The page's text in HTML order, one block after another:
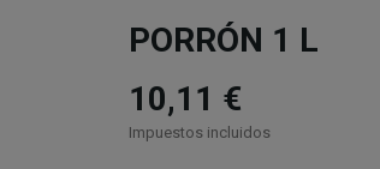
PORRÓN 1 L
10,11 €
Impuestos incluidos